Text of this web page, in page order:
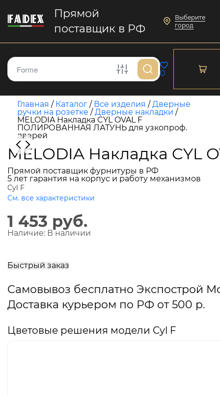
Прямой
поставщик в РФ
Выберите
город
0
Главная / Каталог / Все изделия /Дверные
ручки на розетке /Дверные накладки /
MELODIA Накладка CYL OVAL F
ПОЛИРОВАННАЯ ЛАТУНЬ для узкопроф.
дверей
MELODIA Накладка
Прямой поставщик фурнитуры в РФ
5 лет гарантия на корпус и работу механизмов
Cyl F
См. все характеристики
1 453 руб.
Наличие: В наличии
Быстрый заказ
Самовывоз бесплатно Экспострой
Доставка курьером по РФ от 500 р.
Цветовые решения модели Cyl F